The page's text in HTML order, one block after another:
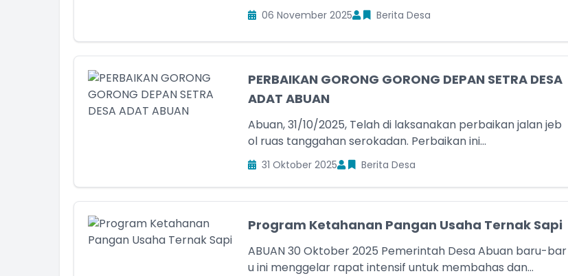
06 November 2025 Berita Desa
PERBAIKAN GORONG GORONG DEPAN SETRA DESA
ADAT ABUAN
Abuan, 31/10/2025, Telah di laksanakan perbaikan jalan jeb
ol ruas tanggahan serokadan. Perbaikan ini...
31 Oktober 2025 Berita Desa
Program Ketahanan Pangan Usaha Ternak Sapi
ABUAN 30 Oktober 2025 Pemerintah Desa Abuan baru-bar
u ini menggelar rapat intensif untuk membahas dan...
Kepala Desa
Belum Rekam Kehadiran